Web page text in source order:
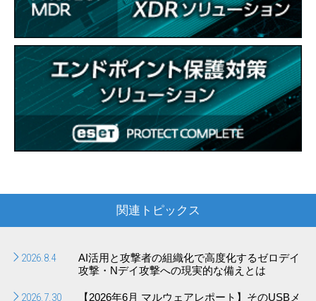
関連トピックス
2026.8.4
AI活用と攻撃者の組織化で高度化するゼロデイ
攻撃・Nデイ攻撃への現実的な備えとは
2026.7.30
【2026年6月 マルウェアレポート】そのUSBメ